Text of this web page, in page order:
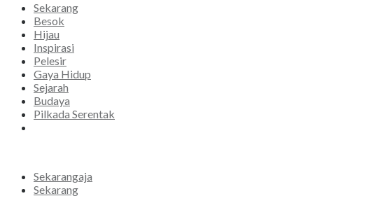
Sekarang
Besok
Hijau
Inspirasi
Pelesir
Gaya Hidup
Sejarah
Budaya
Pilkada Serentak
Sekarangaja
Sekarang